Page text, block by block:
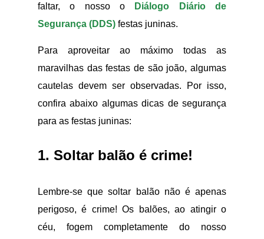
faltar, o nosso o
Diálogo Diário de
Segurança (DDS) festas juninas.
Para aproveitar ao máximo todas as
maravilhas das festas de são joão, algumas
cautelas devem ser observadas. Por isso,
confira abaixo algumas dicas de segurança
para as festas juninas:
1. Soltar balão é crime!
Lembre-se que soltar balão não é apenas
perigoso, é crime! Os balões, ao atingir o
céu, fogem completamente do nosso